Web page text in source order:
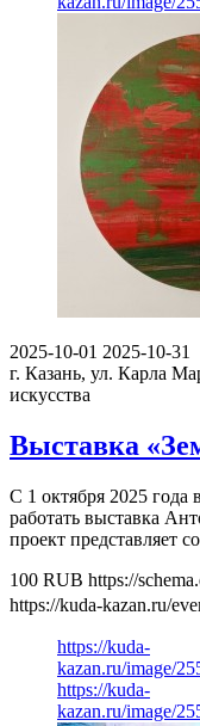
2025-10-01 2025-10-31
г. Казань, ул. Карла
искусства
Выставка
С 1 октября 2025 года
работать выставка
проект представляет
100 RUB https://
https://kuda-kazan.ru/
https://kuda-
kazan.ru/image/
https://kuda-
kazan.ru/image/